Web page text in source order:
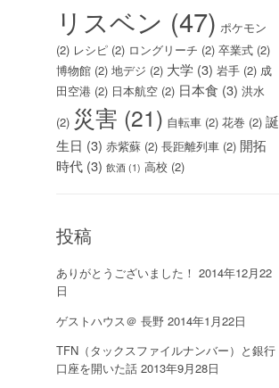
リスベン (47) ポケモン
(2) レシピ (2) ロングリーチ (2) 卒業式 (2)
博物館 (2) 地デジ (2) 大学 (3) 岩手 (2) 成
田空港 (2) 日本航空 (2) 日本食 (3) 洪水
(2) 災害 (21) 自転車 (2) 花巻 (2) 誕
生日 (3) 赤紫蘇 (2) 長距離列車 (2) 開拓
時代 (3) 飲酒 (1) 高校 (2)
投稿
ありがとうございました！ 2014年12月22
日
ゲストハウス＠ 長野 2014年1月22日
TFN（タックスファイルナンバー）と銀行
口座を開いた話 2013年9月28日